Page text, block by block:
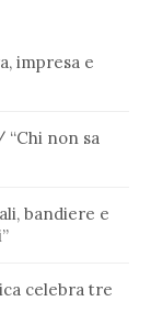
impresa e
“Chi non sa
bandiere e
celebra tre